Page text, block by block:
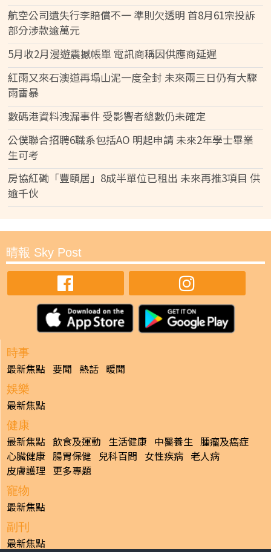
航空公司遺失行李賠償不一 準則欠透明 首8月61宗投訴
部分涉款逾萬元
5月收2月漫遊震撼帳單 電訊商稱因供應商延遲
紅雨又來石澳道再塌山泥一度全封 未來兩三日仍有大驟
雨雷暴
數碼港資料洩漏事件 受影響者總數仍未確定
公僕聯合招聘6職系包括AO 明起申請 未來2年學士畢業
生可考
房協紅磡「豐頤居」8成半單位已租出 未來再推3項目 供
逾千伙
晴報 Sky Post
時事
最新焦點 要聞 熱話 暖聞
娛樂
最新焦點
健康
最新焦點 飲食及運動 生活健康 中醫養生 腫瘤及癌症
心臟健康 腸胃保健 兒科百問 女性疾病 老人病
皮膚護理 更多專題
寵物
最新焦點
副刊
最新焦點